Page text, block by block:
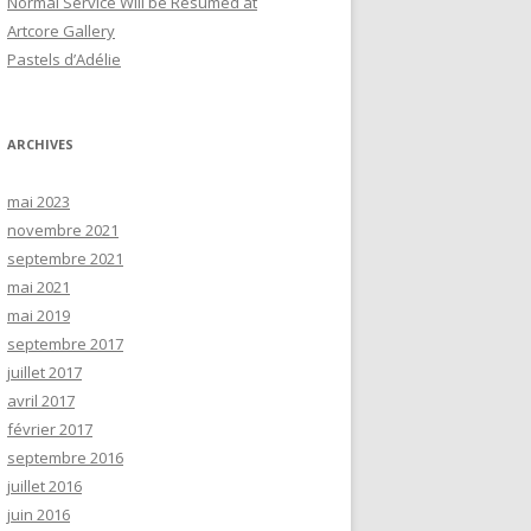
Artcore Gallery
Pastels d’Adélie
ARCHIVES
mai 2023
novembre 2021
septembre 2021
mai 2021
mai 2019
septembre 2017
juillet 2017
avril 2017
février 2017
septembre 2016
juillet 2016
juin 2016